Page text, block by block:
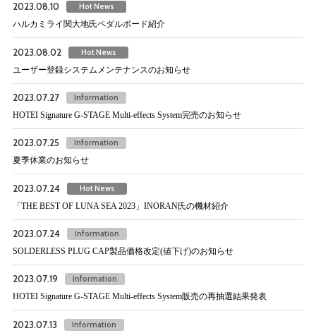
2023.08.10
Hot News
ハルカミライ関大地氏ペダルボード紹介
2023.08.02
Hot News
ユーザー登録システムメンテナンスのお知らせ
2023.07.27
Information
HOTEI Signature G-STAGE Multi-effects System完売のお知らせ
2023.07.25
Information
夏季休業のお知らせ
2023.07.24
Hot News
「THE BEST OF LUNA SEA 2023」INORAN氏の機材紹介
2023.07.24
Information
SOLDERLESS PLUG CAP製品価格改定(値下げ)のお知らせ
2023.07.19
Information
HOTEI Signature G-STAGE Multi-effects System販売の再抽選結果発表
2023.07.13
Information